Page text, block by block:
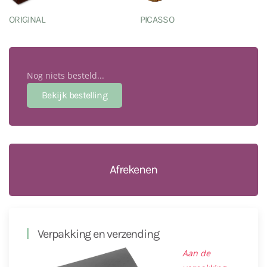
ORIGINAL PICASSO
Nog niets besteld...
Afrekenen
Verpakking en verzending
Aan de